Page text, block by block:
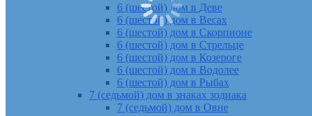
6 (шестой) дом в Деве
6 (шестой) дом в Весах
6 (шестой) дом в Скорпионе
6 (шестой) дом в Стрельце
6 (шестой) дом в Козероге
6 (шестой) дом в Водолее
6 (шестой) дом в Рыбах
7 (седьмой) дом в знаках зодиака
7 (седьмой) дом в Овне